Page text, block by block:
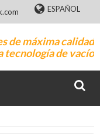
ESPAÑOL
de máxima calidad
tecnología de vacío